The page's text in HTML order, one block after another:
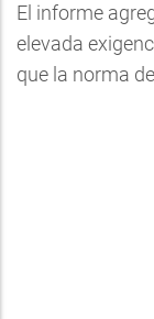
El informe
elevada
que la norma